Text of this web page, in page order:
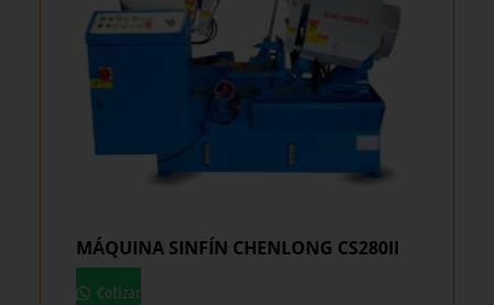
MÁQUINA SINFÍN CHENLONG CS280II
Cotizar